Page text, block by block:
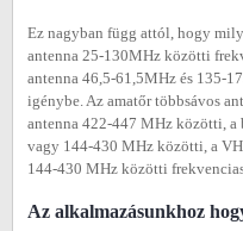
Ez nagyban függ attól, hogy
antenna 25-130MHz közötti
antenna 46,5-61,5MHz és 135-
igénybe. Az amatőr többsávos
antenna 422-447 MHz közötti,
vagy 144-430 MHz közötti, a
144-430 MHz közötti
Az alkalmazásunkhoz